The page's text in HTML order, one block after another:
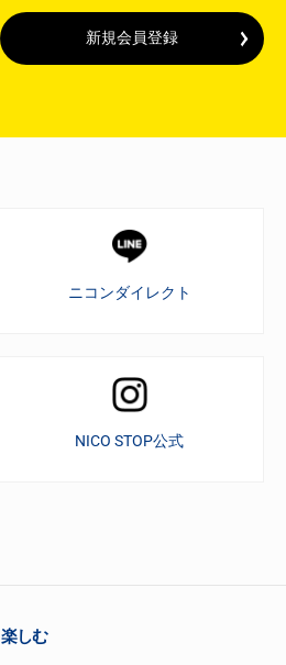
新規会員登録
ニコンダイレクト
NICO STOP公式
楽しむ